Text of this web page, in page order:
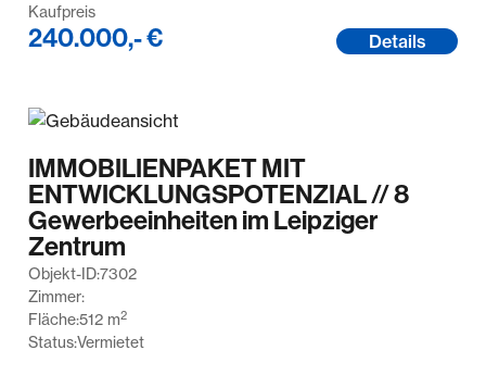
Kaufpreis
240.000,- € Details
IMMOBILIENPAKET MIT
ENTWICKLUNGSPOTENZIAL // 8
Gewerbeeinheiten im Leipziger
Zentrum
Objekt-ID:7302
Zimmer:
Fläche:512 m2
Status:Vermietet